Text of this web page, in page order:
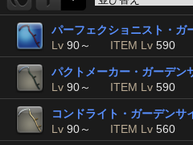
パーフェクショニスト・ガ
Lv 90～ ITEM Lv 590
パクトメーカー・ガーデン
Lv 90～ ITEM Lv 590
コンドライト・ガーデンサ
Lv 90～ ITEM Lv 560